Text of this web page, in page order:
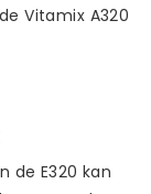
Vitamix A320
de E320 kan